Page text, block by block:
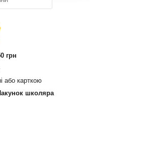
грн
або карткою
школяра